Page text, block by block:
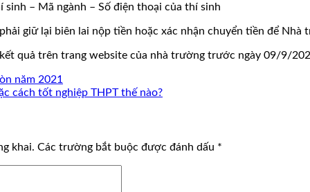
– Mã ngành – Số điện thoại của thí sinh
giữ lại biên lai nộp tiền hoặc xác nhận chuyển tiền để
quả trên trang website của nhà trường trước ngày 09/9/
năm 2021
cách tốt nghiệp THPT thế nào?
khai. Các trường bắt buộc được đánh dấu *